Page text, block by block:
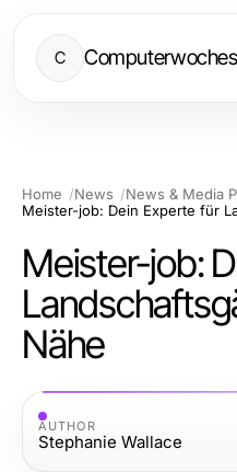
C Computerwoches
Home News
News & Media
Meister-job:
Nähe
AUTHOR
Stephanie Wallace